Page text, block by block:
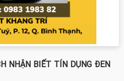
NHẬN BIẾT TÍN DỤNG ĐEN